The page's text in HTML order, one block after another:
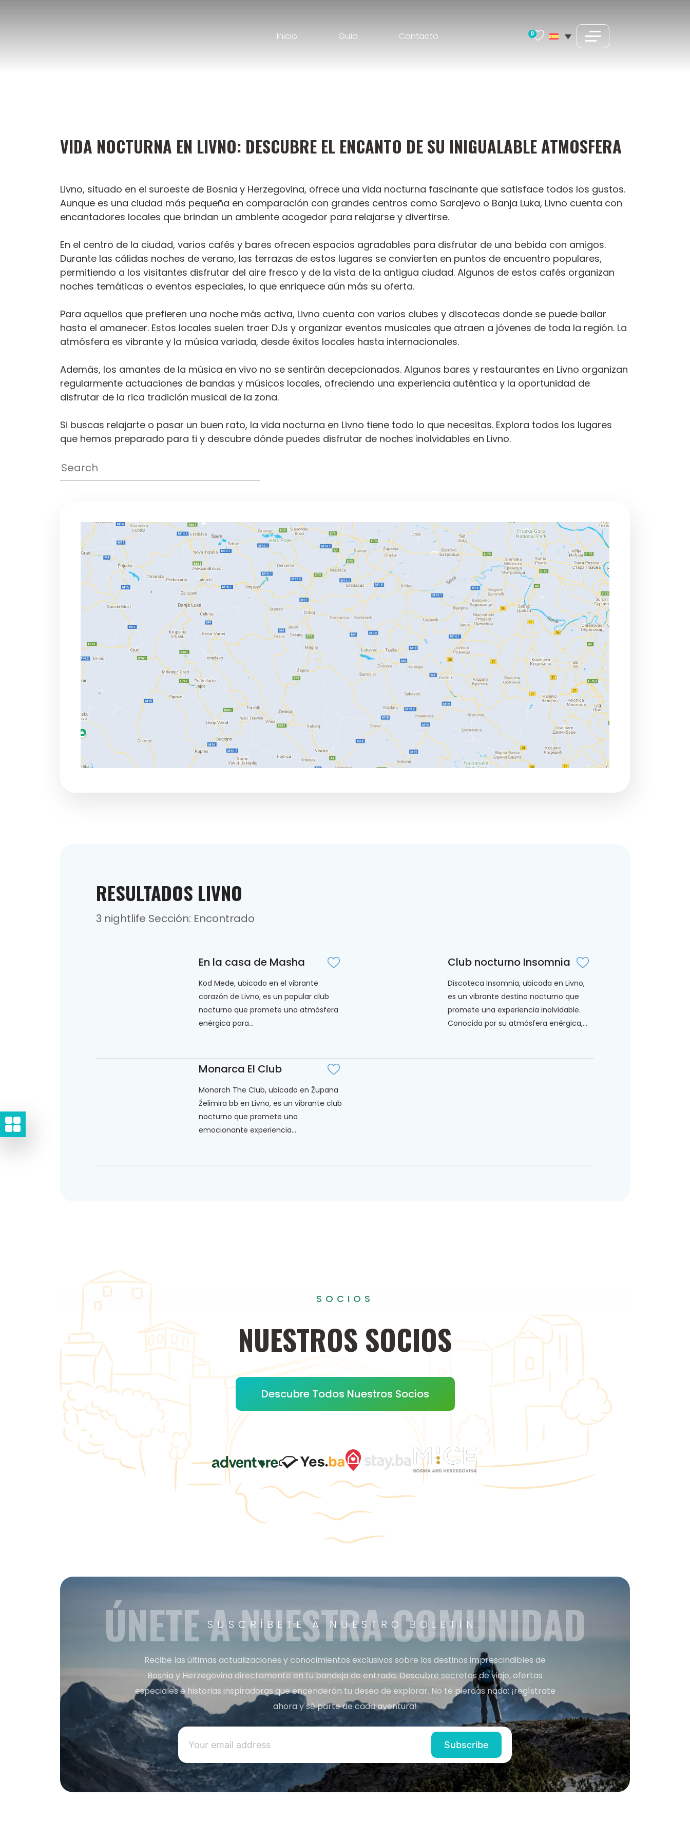
Inicio Guía Contacto 0
VIDA NOCTURNA EN LIVNO: DESCUBRE EL ENCANTO DE SU INIGUALABLE ATMOSFERA
Livno, situado en el suroeste de Bosnia y Herzegovina, ofrece una vida nocturna fascinante que satisface todos los gustos.
Aunque es una ciudad más pequeña en comparación con grandes centros como Sarajevo o Banja Luka, Livno cuenta con
encantadores locales que brindan un ambiente acogedor para relajarse y divertirse.
En el centro de la ciudad, varios cafés y bares ofrecen espacios agradables para disfrutar de una bebida con amigos.
Durante las cálidas noches de verano, las terrazas de estos lugares se convierten en puntos de encuentro populares,
permitiendo a los visitantes disfrutar del aire fresco y de la vista de la antigua ciudad. Algunos de estos cafés organizan
noches temáticas o eventos especiales, lo que enriquece aún más su oferta.
Para aquellos que prefieren una noche más activa, Livno cuenta con varios clubes y discotecas donde se puede bailar
hasta el amanecer. Estos locales suelen traer DJs y organizar eventos musicales que atraen a jóvenes de toda la región. La
atmósfera es vibrante y la música variada, desde éxitos locales hasta internacionales.
Además, los amantes de la música en vivo no se sentirán decepcionados. Algunos bares y restaurantes en Livno organizan
regularmente actuaciones de bandas y músicos locales, ofreciendo una experiencia auténtica y la oportunidad de
disfrutar de la rica tradición musical de la zona.
Si buscas relajarte o pasar un buen rato, la vida nocturna en Livno tiene todo lo que necesitas. Explora todos los lugares
que hemos preparado para ti y descubre dónde puedes disfrutar de noches inolvidables en Livno.
RESULTADOS LIVNO
3 nightlife Sección: Encontrado
En la casa de Masha
Kod Mede, ubicado en el vibrante
corazón de Livno, es un popular club
nocturno que promete una atmósfera
enérgica para...
Club nocturno Insomnia
Discoteca Insomnia, ubicada en Livno,
es un vibrante destino nocturno que
promete una experiencia inolvidable.
Conocida por su atmósfera enérgica,...
Monarca El Club
Monarch The Club, ubicado en Župana
Želimira bb en Livno, es un vibrante club
nocturno que promete una
emocionante experiencia...
SOCIOS
NUESTROS SOCIOS
Descubre Todos Nuestros Socios
SUSCRÍBETE A NUESTRO BOLETÍN.
ÚNETE A NUESTRA COMUNIDAD
Recibe las últimas actualizaciones y conocimientos exclusivos sobre los destinos imprescindibles de
Bosnia y Herzegovina directamente en tu bandeja de entrada. Descubre secretos de viaje, ofertas
especiales e historias inspiradoras que encenderán tu deseo de explorar. No te pierdas nada: ¡regístrate
ahora y sé parte de cada aventura!